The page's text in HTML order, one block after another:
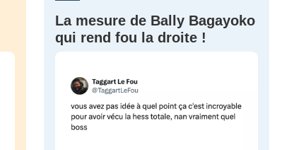
La mesure de Bally Bagayoko
qui rend fou la droite !